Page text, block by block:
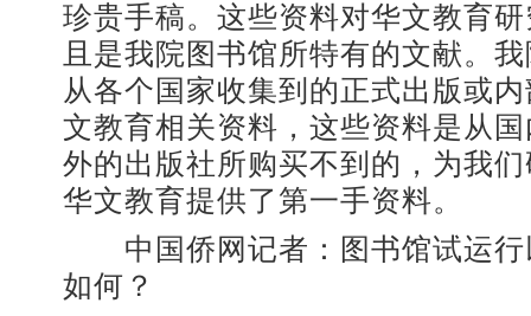
珍贵手稿。这些资料对华文教育
且是我院图书馆所特有的文献。
从各个国家收集到的正式出版或
文教育相关资料，这些资料是从
外的出版社所购买不到的，为我
华文教育提供了第一手资料。
中国侨网记者：图书馆试运行
如何？